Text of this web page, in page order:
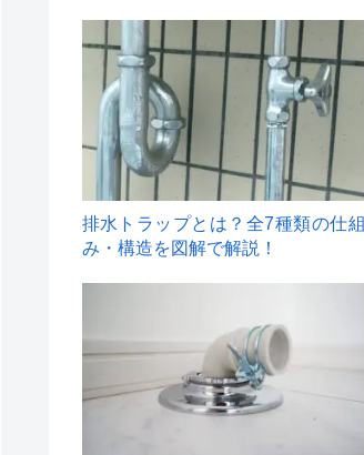
1
排水トラップとは？全7種類の仕組
み・構造を図解で解説！